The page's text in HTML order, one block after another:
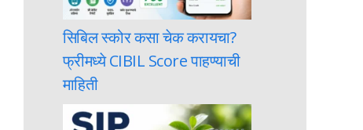
सिबिल स्कोर कसा चेक करायचा?
फ्रीमध्ये CIBIL Score पाहण्याची
माहिती